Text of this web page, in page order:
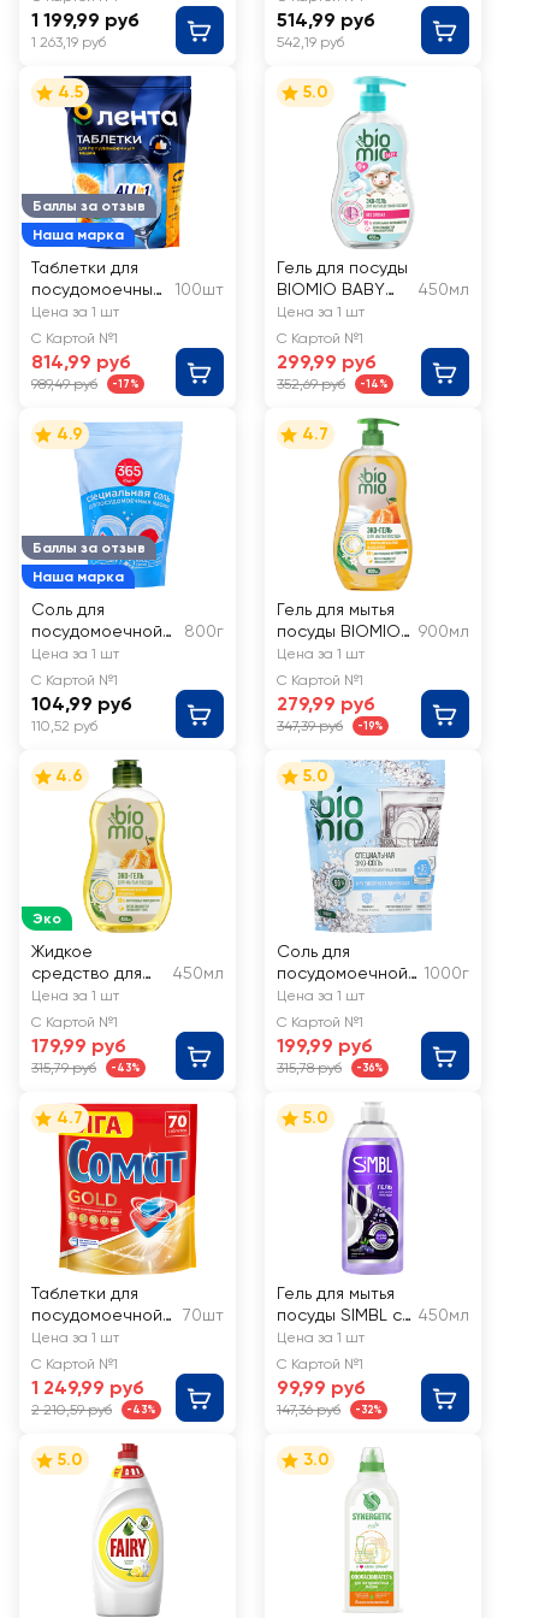
1 199,99 руб
1 263,19 руб
биоразлагаемые
бесфосфатные
514,99 руб
542,19 руб
Баллы за отзыв
Наша марка
4.5
Таблетки для
посудомоечных
машин ЛЕНТА
Апельсиновое
масло
100шт
Цена за 1 шт
С Картой №1
814,99 руб
989,49 руб -17%
5.0
Гель для посуды
BIOMIO BABY
экологичный без
запаха
450мл
Цена за 1 шт
С Картой №1
299,99 руб
352,69 руб -14%
Баллы за отзыв
Наша марка
4.9
Соль для
посудомоечной
машины 365 ДНЕЙ
800г
Цена за 1 шт
С Картой №1
104,99 руб
110,52 руб
4.7
Гель для мытья
посуды BIOMIO
Эко Мандарин
900мл
Цена за 1 шт
С Картой №1
279,99 руб
347,39 руб -19%
Эко
4.6
Жидкое
средство для
мытья посуды
BIO MIO
Мандарин
450мл
Цена за 1 шт
С Картой №1
179,99 руб
315,79 руб -43%
5.0
Соль для
посудомоечной
машины BIOMIO
Bio-Salt
экологичная
1000г
Цена за 1 шт
С Картой №1
199,99 руб
315,78 руб -36%
4.7
Таблетки для
посудомоечной
машины СОМАТ
Голд
70шт
Цена за 1 шт
С Картой №1
1 249,99 руб
2 210,59 руб -43%
5.0
Гель для мытья
посуды SIMBL с
ароматом диких
ягод
450мл
Цена за 1 шт
С Картой №1
99,99 руб
147,36 руб -32%
5.0 3.0